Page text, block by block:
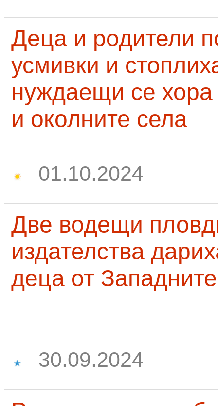
Деца и родители
усмивки и
нуждаещи се
и околните села
01.10.2024
Две водещи
издателства
деца от
30.09.2024